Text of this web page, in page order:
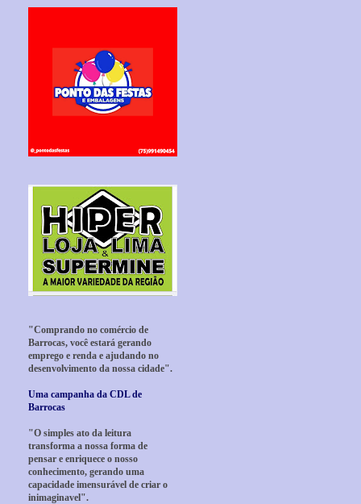
"Comprando no comércio de
Barrocas, você estará gerando
emprego e renda e ajudando no
desenvolvimento da nossa cidade".
Uma campanha da CDL de
Barrocas
"O simples ato da leitura
transforma a nossa forma de
pensar e enriquece o nosso
conhecimento, gerando uma
capacidade imensurável de criar o
inimaginavel".